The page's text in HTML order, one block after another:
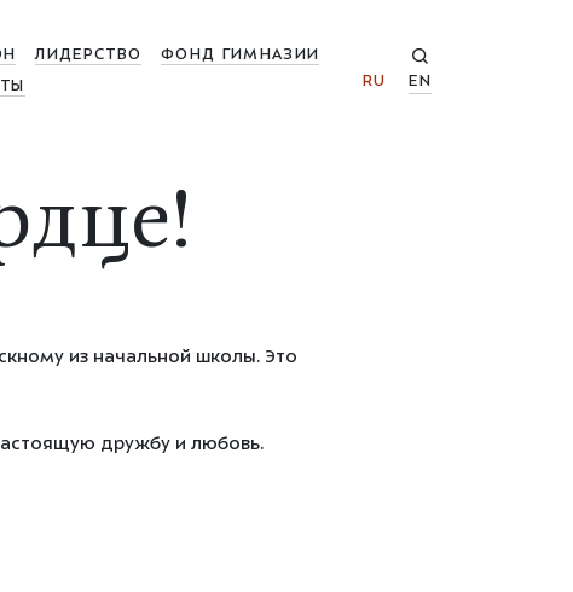
ЛИДЕРСТВО
ФОНД ГИМНАЗИИ
RU EN
из начальной школы. Это
дружбу и любовь.